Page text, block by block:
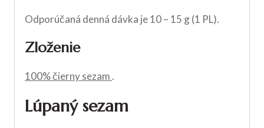
Odporúčaná denná dávka je 10 – 15 g (1 PL).
Zloženie
100% čierny sezam .
Lúpaný sezam